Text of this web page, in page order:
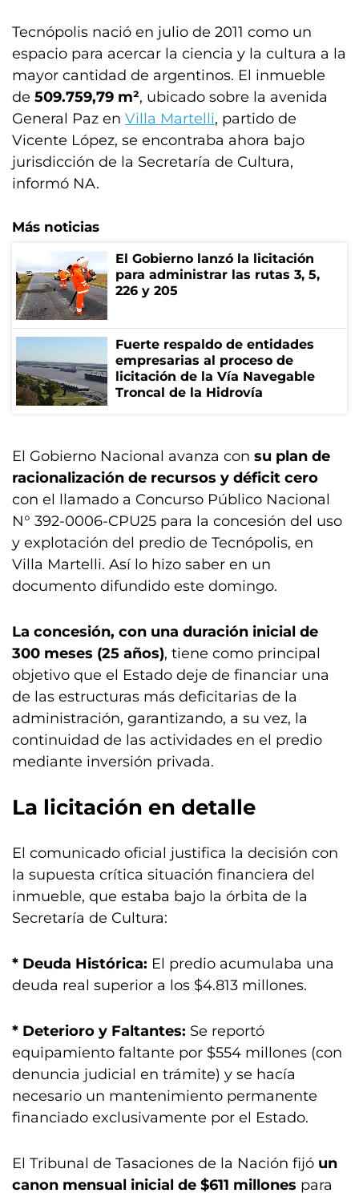
Tecnópolis nació en julio de 2011 como un
espacio para acercar la ciencia y la cultura a la
mayor cantidad de argentinos. El inmueble
de 509.759,79 m², ubicado sobre la avenida
General Paz en Villa Martelli, partido de
Vicente López, se encontraba ahora bajo
jurisdicción de la Secretaría de Cultura,
informó NA.
Más noticias
El Gobierno lanzó la licitación
para administrar las rutas 3, 5,
226 y 205
Fuerte respaldo de entidades
empresarias al proceso de
licitación de la Vía Navegable
Troncal de la Hidrovía
El Gobierno Nacional avanza con su plan de
racionalización de recursos y déficit cero
con el llamado a Concurso Público Nacional
N° 392-0006-CPU25 para la concesión del uso
y explotación del predio de Tecnópolis, en
Villa Martelli. Así lo hizo saber en un
documento difundido este domingo.
La concesión, con una duración inicial de
300 meses (25 años), tiene como principal
objetivo que el Estado deje de financiar una
de las estructuras más deficitarias de la
administración, garantizando, a su vez, la
continuidad de las actividades en el predio
mediante inversión privada.
La licitación en detalle
El comunicado oficial justifica la decisión con
la supuesta crítica situación financiera del
inmueble, que estaba bajo la órbita de la
Secretaría de Cultura:
* Deuda Histórica: El predio acumulaba una
deuda real superior a los $4.813 millones.
* Deterioro y Faltantes: Se reportó
equipamiento faltante por $554 millones (con
denuncia judicial en trámite) y se hacía
necesario un mantenimiento permanente
financiado exclusivamente por el Estado.
El Tribunal de Tasaciones de la Nación fijó un
canon mensual inicial de $611 millones para